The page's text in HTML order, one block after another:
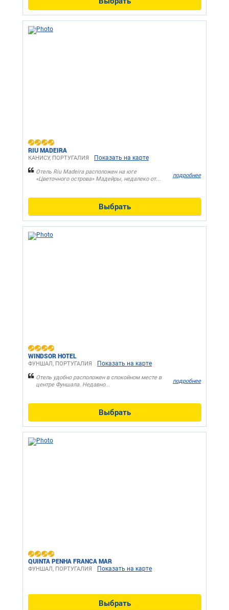
RIU MADEIRA
КАНИСУ, ПОРТУГАЛИЯ Показать на карте
Отель Riu Madeira расположен на юге
«Цветочного острова» Мадейры, недалеко от...
подробнее
Выбрать
WINDSOR HOTEL
ФУНШАЛ, ПОРТУГАЛИЯ Показать на карте
Отель удобно расположен в спокойном месте в
центре Фуншала. Недавно...
подробнее
Выбрать
QUINTA PENHA FRANCA MAR
ФУНШАЛ, ПОРТУГАЛИЯ Показать на карте
Выбрать